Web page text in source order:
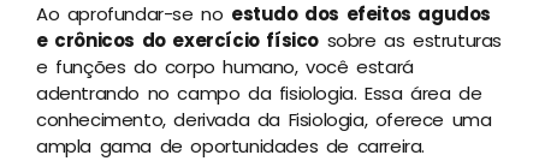
Ao aprofundar-se no estudo dos efeitos agudos
e crônicos do exercício físico sobre as estruturas
e funções do corpo humano, você estará
adentrando no campo da fisiologia. Essa área de
conhecimento, derivada da Fisiologia, oferece uma
ampla gama de oportunidades de carreira.